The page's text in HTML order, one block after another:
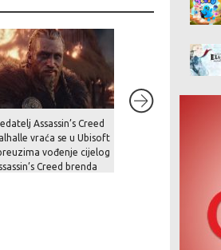
Assassin’s Creed
vraća se u Ubisoft
vođenje cijelog
Creed brenda